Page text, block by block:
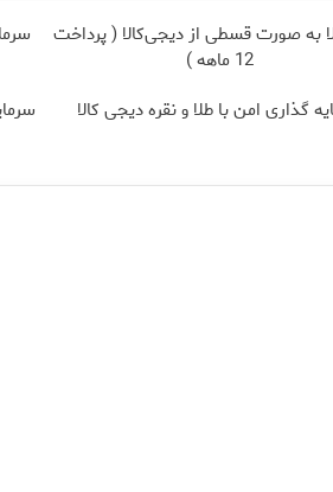
به صورت قسطی از دیجی‌کالا ( پرداخت
12 ماهه )
گذاری امن با طلا و نقره دیجی کالا